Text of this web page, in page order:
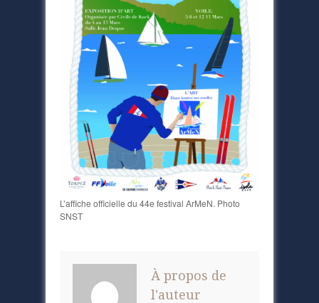
L’affiche officielle du 44e festival ArMeN. Photo
SNST
À propos de
l'auteur